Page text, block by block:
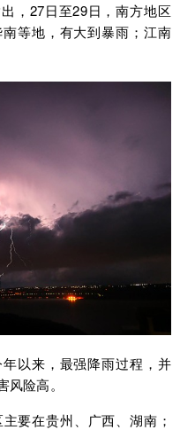
，27日至29日，南方地区
等地，有大到暴雨；江南
以来，最强降雨过程，并
险高。
要在贵州、广西、湖南；